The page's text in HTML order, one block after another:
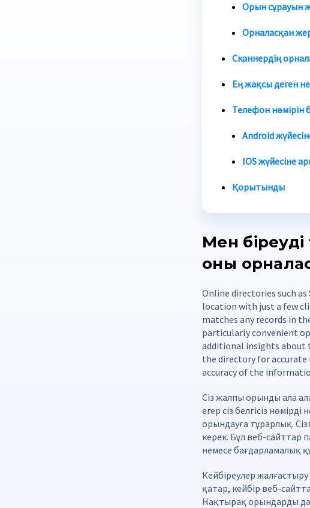
Орын сұрауын
Орналасқан
Сканнердің
Ең жақсы деген не
Телефон нөмірін
Android
IOS жүйесіне
Қорытынды
Мен
оның
Online directories such as
location with just a few
matches any records in
particularly convenient
additional insights about
the directory for accurate
accuracy of the
Сіз жалпы орынды ала
егер сіз белгісіз
орындауға тұрарлық.
керек. Бұл веб-сайттар
немесе бағдарламалық
Кейбіреулер жалғастыру
қатар, кейбір веб-
Нақтырақ орындарды